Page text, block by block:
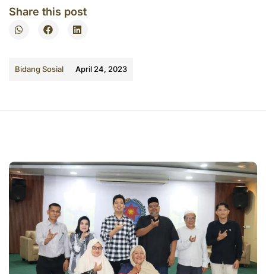
Share this post
Bidang Sosial April 24, 2023